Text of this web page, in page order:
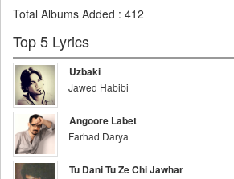
Total Albums Added : 412
Top 5 Lyrics
Uzbaki
Jawed Habibi
Angoore Labet
Farhad Darya
Tu Dani Tu Ze Chi Jawhar